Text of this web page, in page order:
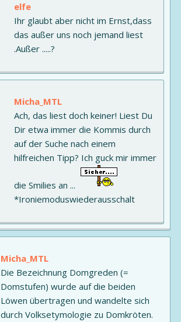
elfe
Ihr glaubt aber nicht im Ernst,dass
das außer uns noch jemand liest
.Außer .....?
Micha_MTL
Ach, das liest doch keiner! Liest Du
Dir etwa immer die Kommis durch
auf der Suche nach einem
hilfreichen Tipp? Ich guck mir immer
die Smilies an ...
*Ironiemoduswiederausschalt
Micha_MTL
Die Bezeichnung Domgreden (=
Domstufen) wurde auf die beiden
Löwen übertragen und wandelte sich
durch Volksetymologie zu Domkröten.